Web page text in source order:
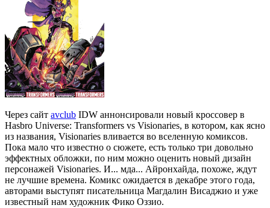
Через сайт avclub IDW аннонсировали новый кроссовер в
Hasbro Universe: Transformers vs Visionaries, в котором, как ясно
из названия, Visionaries вливается во вселенную комиксов.
Пока мало что известно о сюжете, есть только три довольно
эффектных обложки, по ним можно оценить новый дизайн
персонажей Visionaries. И... мда... Айронхайда, похоже, ждут
не лучшие времена. Комикс ожидается в декабре этого года,
авторами выступят писательница Магдалин Висаджио и уже
известный нам художник Фико Оззио.